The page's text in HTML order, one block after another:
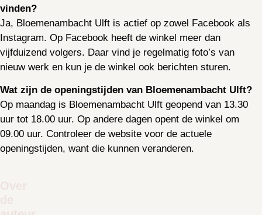
vinden?
Ja, Bloemenambacht Ulft is actief op zowel Facebook als
Instagram. Op Facebook heeft de winkel meer dan
vijfduizend volgers. Daar vind je regelmatig foto’s van
nieuw werk en kun je de winkel ook berichten sturen.
Wat zijn de openingstijden van Bloemenambacht Ulft?
Op maandag is Bloemenambacht Ulft geopend van 13.30
uur tot 18.00 uur. Op andere dagen opent de winkel om
09.00 uur. Controleer de website voor de actuele
openingstijden, want die kunnen veranderen.